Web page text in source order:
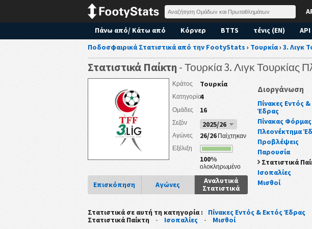
Πάνω από/ Κάτω από Κόρνερ BTTS τένις (EN) API
Ποδοσφαιρικά Στατιστικά από την FootyStats › Τουρκία› 3. Λιγκ
Στατιστικά Παίκτη- Τουρκία 3. Λιγκ Τουρκίας
Κράτος Τουρκία
Κατηγορία4
Ομάδες 16
Σεζόν 2025/26
Αγώνες 26/26Παίχτηκαν
Εξέλιξη
100%
ολοκληρωμένο
Επισκόπηση Αγώνες
Αναλυτικά
Στατιστικά
Διοργάνωση
Πίνακες Εντός
Έδρας
Πίνακας Φόρμας
Πλεονέκτημα
Προβλέψεις
Παρουσία
Στατιστικά
Ισοπαλίες
Μισθοί
Στατιστικά σε αυτή τη κατηγορία : Πίνακες Εντός & Εκτός Έδρας
Στατιστικά Παίκτη - Ισοπαλίες - Μισθοί